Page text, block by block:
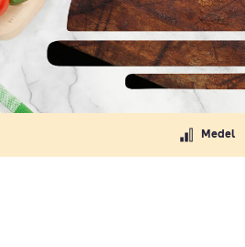
Medel